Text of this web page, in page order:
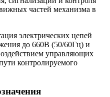
частей механизма в
электрических цепей
до 660В (50/60Гц) и
управляющих
контролируемого